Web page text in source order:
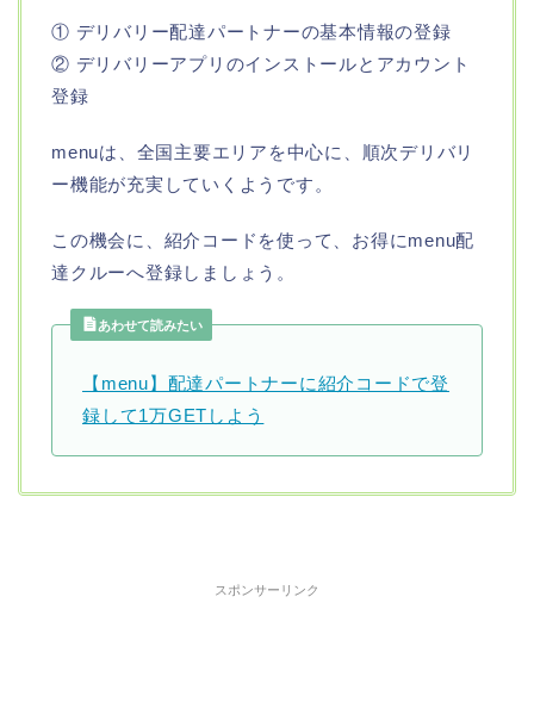
① デリバリー配達パートナーの基本情報の登録
② デリバリーアプリのインストールとアカウント
登録
menuは、全国主要エリアを中心に、順次デリバリ
ー機能が充実していくようです。
この機会に、紹介コードを使って、お得にmenu配
達クルーへ登録しましょう。
あわせて読みたい
【menu】配達パートナーに紹介コードで登
録して1万GETしよう
スポンサーリンク